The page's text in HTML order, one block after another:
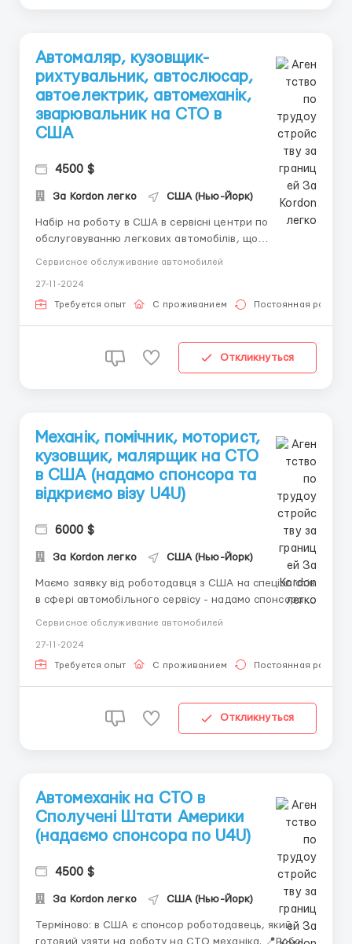
Автомаляр, кузовщик-
рихтувальник, автослюсар,
автоелектрик, автомеханік,
зварювальник на СТО в
США
4500 $
За Kordon легко США (Нью-Йорк)
Набір на роботу в США в сервісні центри по
обслуговуванню легкових автомобілів, що
розташовані в штаті Нью-Йорк. Умови роботи:
день зарплата від 25 до 35 $ на годину — в
залежності від кваліфікації та спеціалізації (оплата
Сервисное обслуживание автомобилей
27-11-2024
Требуется опыт С проживанием Постоянная работа
Откликнуться
Механік, помічник, моторист,
кузовщик, малярщик на СТО
в США (надамо спонсора та
відкриємо візу U4U)
6000 $
За Kordon легко США (Нью-Йорк)
Маємо заявку від роботодавця з США на спеціалістів
в сфері автомобільного сервісу - надамо спонсора
та відкриємо візу по U4U. Потрібні: ✅Механіки
✅Автоелектрики Є можливість оформлення
документів по програмі U4U для всіх членів сім'ї
Сервисное обслуживание автомобилей
27-11-2024
Требуется опыт С проживанием Постоянная работа
Откликнуться
Автомеханік на СТО в
Сполучені Штати Америки
(надаємо спонсора по U4U)
4500 $
За Kordon легко США (Нью-Йорк)
Терміново: в США є спонсор роботодавець, який
готовий узяти на роботу на СТО механіка. 📍Робота